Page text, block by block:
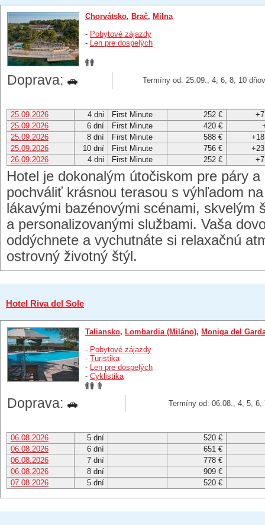
Chorvátsko, Brač, Milna
- Pobytové zájazdy
- Len pre dospelých
Doprava: Termíny od: 25.09., 4, 6, 8, 10
25.09.2026 4 dni First Minute 252 €
25.09.2026
6 dní First Minute 420 €
25.09.2026
8 dní First Minute 588 €
25.09.2026
10 dní First Minute 756 €
26.09.2026
4 dni First Minute 252 €
Hotel je dokonalým útočiskom pre páry
pochváliť krásnou terasou s výhľadom
lákavými bazénovými scénami, skvelým
a personalizovanými službami. Vaša
oddýchnete a vychutnáte si relaxačnú
ostrovný životný štýl.
Hotel Riva del Sole
Taliansko, Lombardia (Miláno), Moniga del
- Pobytové zájazdy
- Turistika
- Len pre dospelých
- Cyklistika
Doprava: Termíny od: 06.08., 4, 5, 6,
06.08.2026 5 dní
520 €
06.08.2026
6 dní
651 €
06.08.2026
7 dní
778 €
06.08.2026
8 dní
909 €
07.08.2026
5 dní 520 €